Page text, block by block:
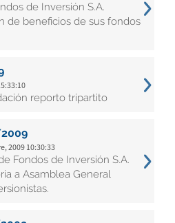
de Inversión S.A.
de beneficios de sus fondos
reporto tripartito
2009 10:30:33
Fondos de Inversión S.A.
a Asamblea General